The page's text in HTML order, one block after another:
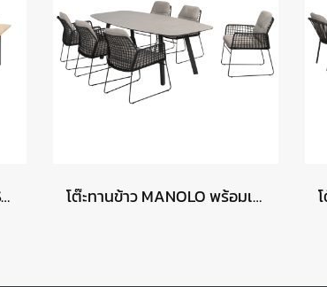
โต๊ะทานข้าวทรงเตี้ย AMBASSADOR พร้อมเก้าอี้ CALPI โต๊ะทานข้าว MANOLO พร้อมเก้าอี้ RHODOS